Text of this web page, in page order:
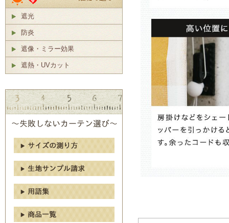
遮光
防炎
遮像・ミラー効果
遮熱・UVカット